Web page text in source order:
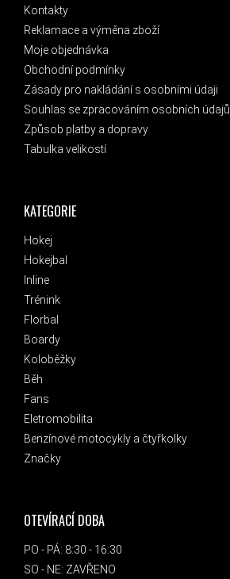
KATEGORIE
Hokej
Hokejbal
Inline
Trénink
Florbal
Boardy
Koloběžky
Běh
Fans
Eletromobilita
Benzínové motocykly a čtyřkolky
Značky
Kontakty
Reklamace a výměna zboží
Moje objednávka
Obchodní podmínky
Zásady pro nakládání s osobními údaji
Souhlas se zpracováním osobních údajů
Způsob platby a dopravy
Tabulka velikostí
OTEVÍRACÍ DOBA
PO - PÁ: 8:30 - 16:30
SO - NE: ZAVŘENO